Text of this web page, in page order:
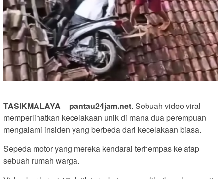
TASIKMALAYA – pantau24jam.net. Sebuah video viral
memperlihatkan kecelakaan unik di mana dua perempuan
mengalami insiden yang berbeda dari kecelakaan biasa.
Sepeda motor yang mereka kendarai terhempas ke atap
sebuah rumah warga.